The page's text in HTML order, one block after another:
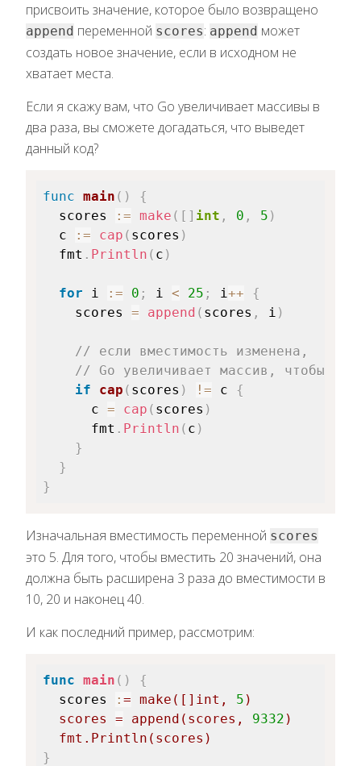
присвоить значение, которое было возвращено
append переменной scores: append может
создать новое значение, если в исходном не
хватает места.
Если я скажу вам, что Go увеличивает массивы в
два раза, вы сможете догадаться, что выведет
данный код?
func main ( )
{
  scores
:= make ( [ ] int , 0 , 5 )
  c
:= cap ( scores )
  fmt
. Println ( c )
for i := 0 ; i < 25 ; i++
{
    scores
= append ( scores , i )
// если вместимость изменена,
// Go увеличивает массив, чтобы
if
cap ( scores ) ! = c {
      c
= cap ( scores )
      fmt
. Println ( c )
}
}
}
Изначальная вместимость переменной scores
это 5. Для того, чтобы вместить 20 значений, она
должна быть расширена 3 раза до вместимости в
10, 20 и наконец 40.
И как последний пример, рассмотрим:
func main ( )
{
scores
: = make ( [ ] int , 5 )
  scores
= append ( scores , 9332 )
  fmt
. Println ( scores )
}